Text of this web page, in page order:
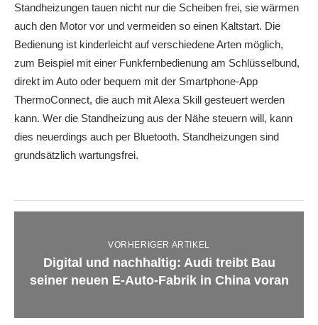
Standheizungen tauen nicht nur die Scheiben frei, sie wärmen
auch den Motor vor und vermeiden so einen Kaltstart. Die
Bedienung ist kinderleicht auf verschiedene Arten möglich,
zum Beispiel mit einer Funkfernbedienung am Schlüsselbund,
direkt im Auto oder bequem mit der Smartphone-App
ThermoConnect, die auch mit Alexa Skill gesteuert werden
kann. Wer die Standheizung aus der Nähe steuern will, kann
dies neuerdings auch per Bluetooth. Standheizungen sind
grundsätzlich wartungsfrei.
VORHERIGER ARTIKEL
Digital und nachhaltig: Audi treibt Bau
seiner neuen E-Auto-Fabrik in China voran